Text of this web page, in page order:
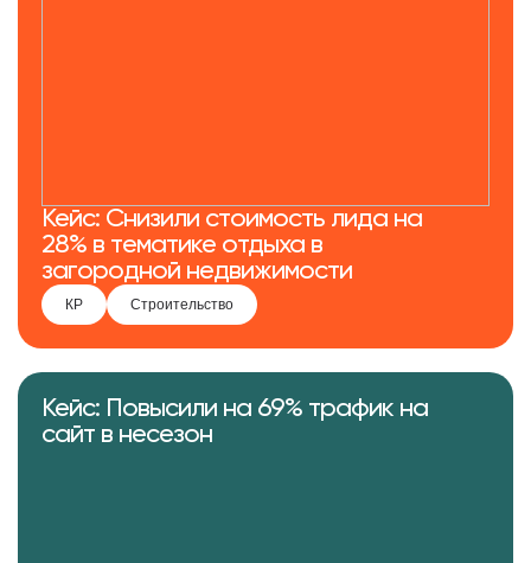
Кейс: Снизили стоимость лида на
28% в тематике отдыха в
загородной недвижимости
КР Строительство
Кейс: Повысили на 69% трафик на
сайт в несезон